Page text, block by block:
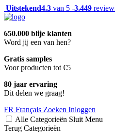
Uitstekend4.3 van 5 -3.449
650.000 blije klanten
Word jij een van hen?
Gratis samples
Voor producten tot €5
80 jaar ervaring
Dit delen we graag!
FR Français Zoeken Inloggen
Alle Categorieën Sluit Menu
Terug Categorieën